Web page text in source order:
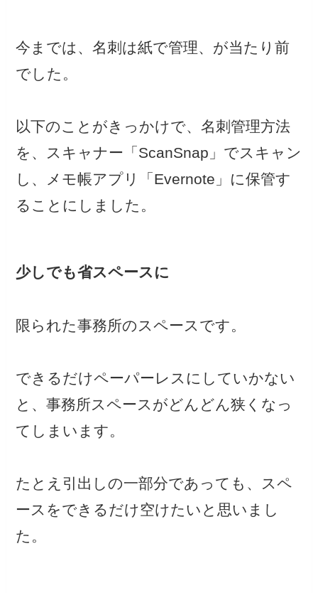
今までは、名刺は紙で管理、が当たり前
でした。
以下のことがきっかけで、名刺管理方法
を、スキャナー「ScanSnap」でスキャン
し、メモ帳アプリ「Evernote」に保管す
ることにしました。
少しでも省スペースに
限られた事務所のスペースです。
できるだけペーパーレスにしていかない
と、事務所スペースがどんどん狭くなっ
てしまいます。
たとえ引出しの一部分であっても、スペ
ースをできるだけ空けたいと思いまし
た。